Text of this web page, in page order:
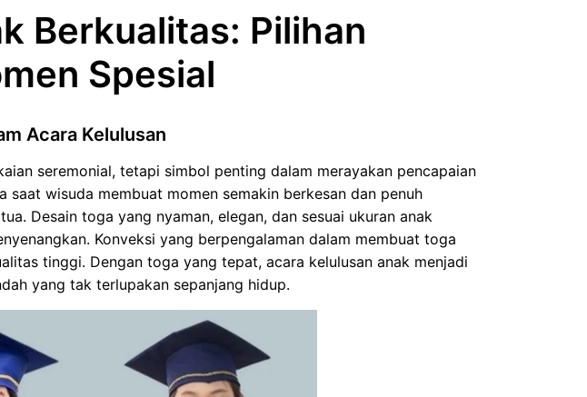
Berkualitas: Pilihan
Spesial
Acara Kelulusan
seremonial, tetapi simbol penting dalam merayakan pencapaian
saat wisuda membuat momen semakin berkesan dan penuh
Desain toga yang nyaman, elegan, dan sesuai ukuran anak
Konveksi yang berpengalaman dalam membuat toga
tinggi. Dengan toga yang tepat, acara kelulusan anak menjadi
yang tak terlupakan sepanjang hidup.